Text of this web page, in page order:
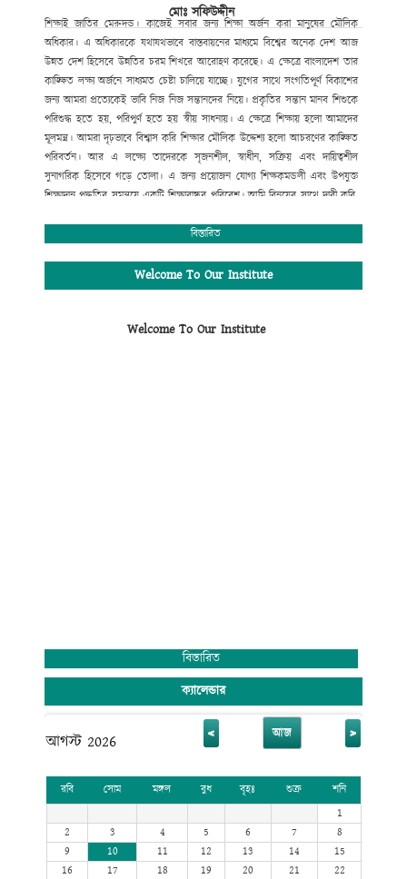
মোঃ সফিউদ্দীন
শিক্ষাই জাতির মেরুদন্ড। কাজেই সবার জন্য শিক্ষা অর্জন করা মানুষের মৌলিক
অধিকার। এ অধিকারকে যথাযথভাবে বাস্তবায়নের মাধ্যমে বিশ্বের অনেক দেশ আজ
উন্নত দেশ হিসেবে উন্নতির চরম শিখরে আরোহণ করেছে। এ ক্ষেত্রে বাংলাদেশ তার
কাঙ্ক্ষিত লক্ষ্য অর্জনে সাধ্যমত চেষ্টা চালিয়ে যাচ্ছে। যুগের সাথে সংগতিপূর্ণ বিকাশের
জন্য আমরা প্রত্যেকেই ভাবি নিজ নিজ সন্তানদের নিয়ে। প্রকৃতির সন্তান মানব শিশুকে
পরিশুদ্ধ হতে হয়, পরিপুর্ণ হতে হয় স্বীয় সাধনায়। এ ক্ষেত্রে শিক্ষায় হলো আমাদের
মূলমন্ত্র। আমরা দৃঢ়ভাবে বিশ্বাস করি শিক্ষার মৌলিক উদ্দেশ্য হলো আচরণের কাঙ্ক্ষিত
পরিবর্তন। আর এ লক্ষ্যে তাদেরকে সৃজনশীল,স্বাধীন,সক্রিয় এবং দায়িত্বশীল
সুনাগরিক হিসেবে গড়ে তোলা। এ জন্য প্রয়োজন যোগ্য শিক্ষকমন্ডলী এবং উপযুক্ত
শিক্ষাদান পদ্ধতির সমন্বয়ে একটি শিক্ষাবান্ধব পরিবেশ। আমি বিনয়ের সাথে দাবী করি,
প্রতিষ্ঠানটিতে
প্রধান শিক্ষক (ভারপ্রাপ্ত)
বিস্তারিত
Welcome To Our Institute
Welcome To Our Institute
বিস্তারিত
ক্যালেন্ডার
আগস্ট 2026 < আজ >
রবি সোম মঙ্গল বুধ বৃহঃ শুক্র
শনি
1
2
3 4 5 6 7
8
9
10 11 12 13 14
15
16
17 18 19 20 21
22